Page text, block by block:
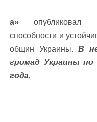
а» опубликовал
способности и
общин Украины. В
громад Украины
года.